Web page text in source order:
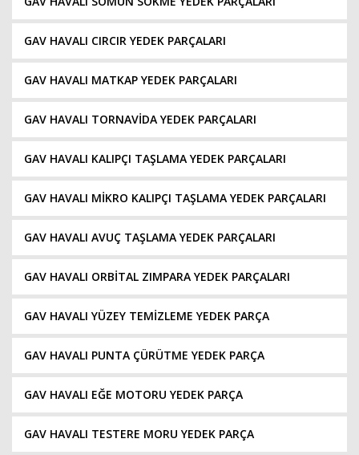
GAV HAVALI CIRCIR YEDEK PARÇALARI
GAV HAVALI MATKAP YEDEK PARÇALARI
GAV HAVALI TORNAVİDA YEDEK PARÇALARI
GAV HAVALI KALIPÇI TAŞLAMA YEDEK PARÇALARI
GAV HAVALI MİKRO KALIPÇI TAŞLAMA YEDEK PARÇALARI
GAV HAVALI AVUÇ TAŞLAMA YEDEK PARÇALARI
GAV HAVALI ORBİTAL ZIMPARA YEDEK PARÇALARI
GAV HAVALI YÜZEY TEMİZLEME YEDEK PARÇA
GAV HAVALI PUNTA ÇÜRÜTME YEDEK PARÇA
GAV HAVALI EĞE MOTORU YEDEK PARÇA
GAV HAVALI TESTERE MORU YEDEK PARÇA